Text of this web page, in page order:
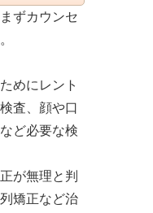
ずカウンセ
めにレント
査、顔や口
ど必要な検
が無理と判
矯正など治